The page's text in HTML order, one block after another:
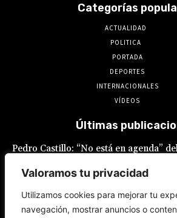
Valoramos tu privacidad
Utilizamos cookies para mejorar tu
navegación, mostrar anuncios o
Categorías
ACTUALIDAD
POLITICA
PORTADA
DEPORTES
INTERNACIONALES
VÍDEOS
Últimas
Pedro Castillo: “No está en agenda”
Luis Galarreta